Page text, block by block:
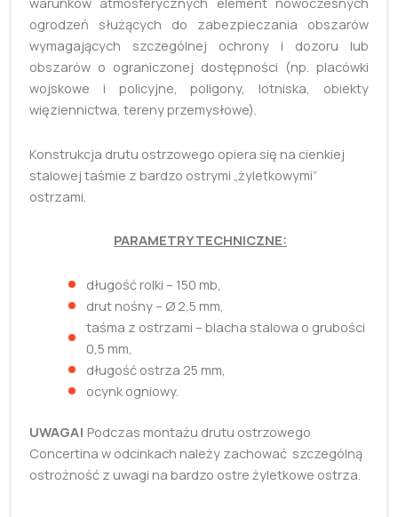
ogrodzeń służących do zabezpieczania obszarów
wymagających szczególnej ochrony i dozoru lub
obszarów o ograniczonej dostępności (np. placówki
wojskowe i policyjne, poligony, lotniska, obiekty
więziennictwa, tereny przemysłowe).
Konstrukcja drutu ostrzowego opiera się na cienkiej
stalowej taśmie z bardzo ostrymi „żyletkowymi”
ostrzami.
PARAMETRY TECHNICZNE:
długość rolki – 150 mb,
drut nośny – Ø 2,5 mm,
taśma z ostrzami – blacha stalowa o grubości
0,5 mm,
długość ostrza 25 mm,
ocynk ogniowy.
UWAGA! Podczas montażu drutu ostrzowego
Concertina w odcinkach należy zachować szczególną
ostrożność z uwagi na bardzo ostre żyletkowe ostrza.